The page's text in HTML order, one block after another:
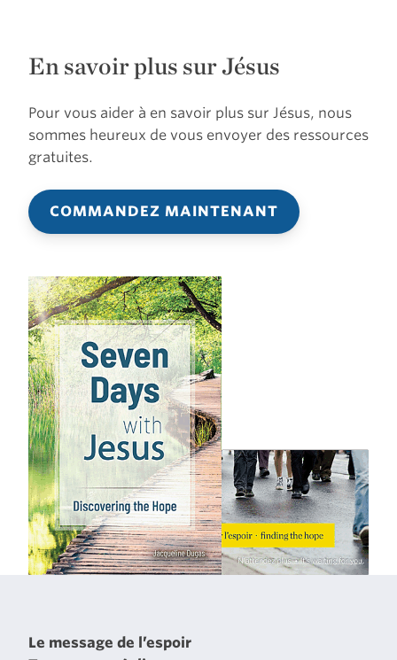
En savoir plus sur Jésus
Pour vous aider à en savoir plus sur Jésus, nous
sommes heureux de vous envoyer des ressources
gratuites.
COMMANDEZ MAINTENANT
Le message de l’espoir